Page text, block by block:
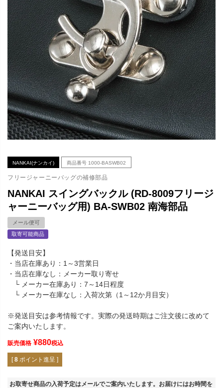
NANKAI(ナンカイ) 商品番号 1000-BASWB02
フリージャーニーバッグの補修部品
NANKAI スイングバックル (RD-8009フリージ
ャーニーバッグ用) BA-SWB02 南海部品
メール便可
取寄可能商品
【発送目安】
・当店在庫あり：1～3営業日
・当店在庫なし：メーカー取り寄せ
└ メーカー在庫あり：7～14日程度
└ メーカー在庫なし：入荷次第（1～12か月目安）
※発送目安は参考情報です。実際の発送時期はご注文後に改めて
ご案内いたします。
販売価格 ¥880税込
[ 8 ポイント進呈 ]
お取寄せ商品の入荷予定はメールでご案内いたします。お届けにはお時間を